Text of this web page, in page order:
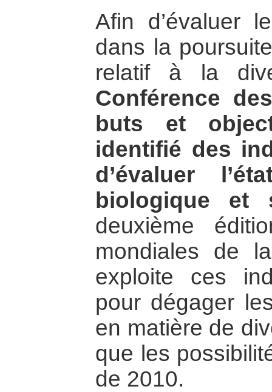
Afin d’évaluer
dans la
relatif à la
Conférence
buts et
identifié des
d’évaluer
biologique et
deuxième
mondiales de
exploite ces
pour dégager
en matière de
que les
de 2010.